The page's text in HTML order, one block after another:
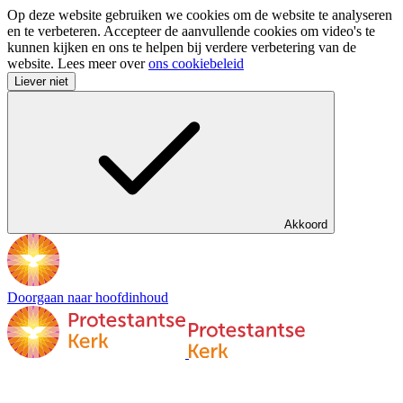
Op deze website gebruiken we cookies om de website te analyseren
en te verbeteren. Accepteer de aanvullende cookies om video's te
kunnen kijken en ons te helpen bij verdere verbetering van de
website. Lees meer overons cookiebeleid
Liever niet
Akkoord
Doorgaan naar hoofdinhoud